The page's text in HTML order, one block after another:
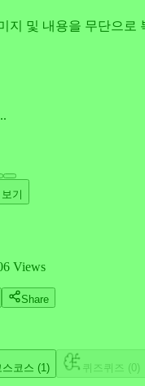
지 및 내용을 무단으로
기
Views
Share
스 코스 (1 ) 퀴즈 퀴즈 (0 )